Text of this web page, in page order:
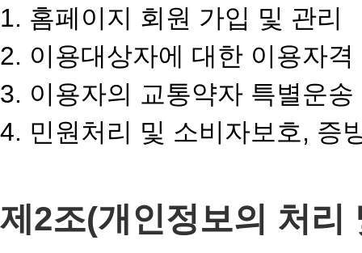
1. 홈페이지 회원 가입 및 관리
2. 이용대상자에 대한 이용자
3. 이용자의 교통약자 특별운
4. 민원처리 및 소비자보호, 증
제2조(개인정보의 처리